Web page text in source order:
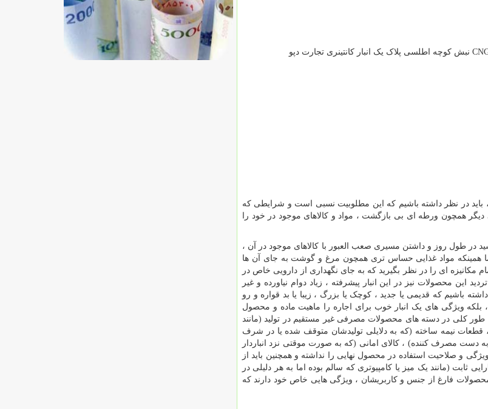
نبش کوچه اطلسی پلاک یک انبار کانتینری تجارت دپو
در نظر داشته باشیم که این مطلوبیت نسبی است و شرایطی که
همچون ورطه ای بی بازگشت ، مواد و کالاهای موجود در خود را
در طول روز و داشتن مسیری صعب العبور با کالاهای موجود در آن ،
همینکه مواد غذایی حساس تری همچون مرغ و گوشت به جای آن ها
مکانیزه ای را در نظر بگیرید که به جای نگهداری از دارویی خاص در
محصولات نیز در این انبار پیشرفته ، زیاد دوام نیاورده و غیر
باشیم که قدیمی یا جدید ، کوچک یا بزرگ ، زیبا یا بد قواره و رو
ویژگی های یک انبار خوب برای اجاره را ماهیت ماده و محصول
کلی در دسته های محصولات مصرفی غیر مستقیم در تولید (مانند
قطعات نیمه ساخته (که به دلایلی تولیدشان متوقف شده یا در شرف
دست مصرف کننده) ، کالای امانی (که به صورت موقتی نزد انباردار
و صلاحیت استفاده در محصول نهایی را نداشته و همچنین باید از
ثابت (مانند یک میز یا کامپیوتری که سالم بوده اما به هر دلیلی در
فارغ از جنس و کاربریشان ، ویژگی هایی خاص خود دارند که